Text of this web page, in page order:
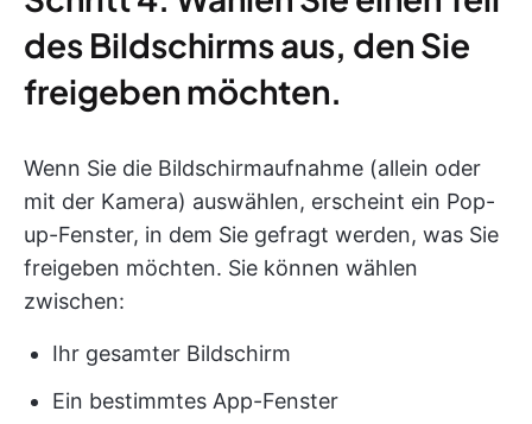
des Bildschirms aus, den Sie
freigeben möchten.
Wenn Sie die Bildschirmaufnahme (allein oder
mit der Kamera) auswählen, erscheint ein Pop-
up-Fenster, in dem Sie gefragt werden, was Sie
freigeben möchten. Sie können wählen
zwischen:
Ihr gesamter Bildschirm
Ein bestimmtes App-Fenster